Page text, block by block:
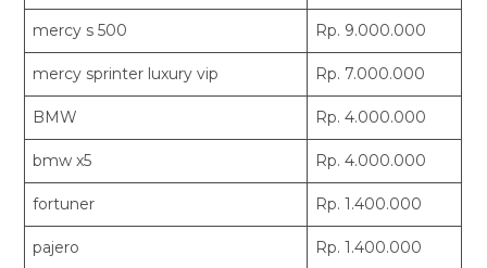
mercy s 500 Rp. 9.000.000
mercy sprinter luxury vip Rp. 7.000.000
BMW Rp. 4.000.000
bmw x5 Rp. 4.000.000
fortuner Rp. 1.400.000
pajero Rp. 1.400.000